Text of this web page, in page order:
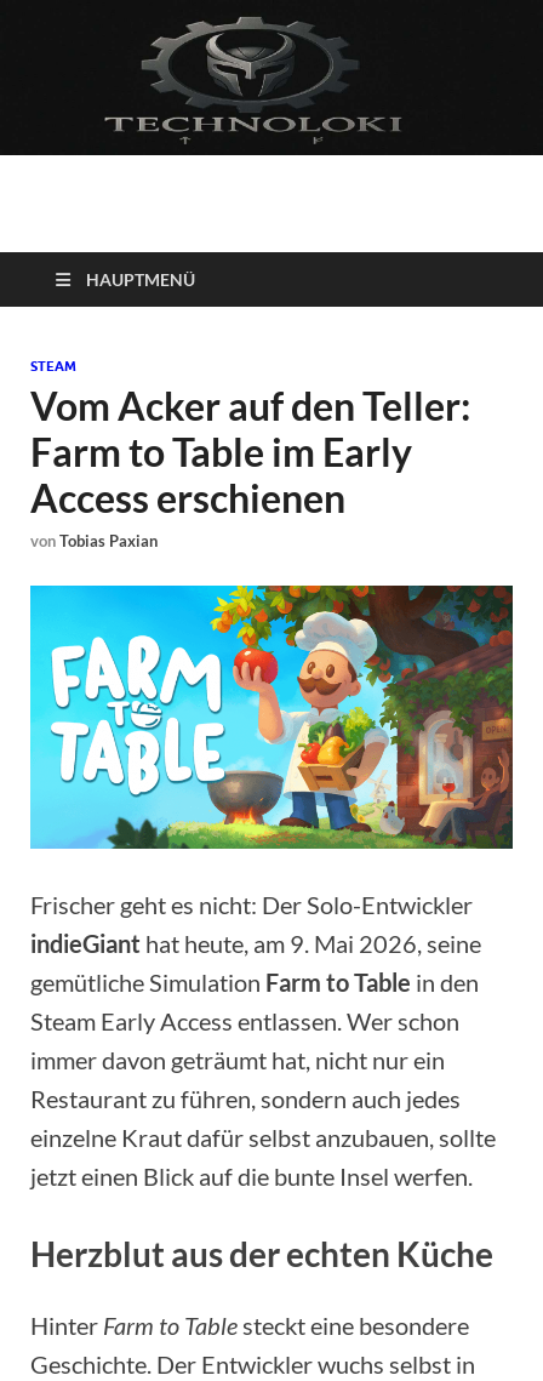
Technoloki: Gaming
und Entertainment
News
Blockbuster, Indie-Perlen und Retro-Klassiker.
HAUPTMENÜ
STEAM
Vom Acker auf den Teller:
Farm to Table im Early
Access erschienen
vonTobias Paxian
Frischer geht es nicht: Der Solo-Entwickler
indieGiant hat heute, am 9. Mai 2026, seine
gemütliche Simulation Farm to Table in den
Steam Early Access entlassen. Wer schon
immer davon geträumt hat, nicht nur ein
Restaurant zu führen, sondern auch jedes
einzelne Kraut dafür selbst anzubauen, sollte
jetzt einen Blick auf die bunte Insel werfen.
Herzblut aus der echten Küche
Hinter Farm to Tablesteckt eine besondere
Geschichte. Der Entwickler wuchs selbst in